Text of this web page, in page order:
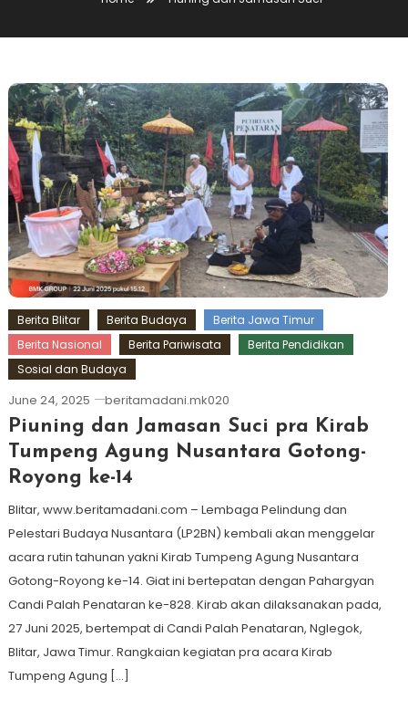
Berita Blitar Berita Budaya
Berita Jawa Timur
Berita Nasional
Berita Pariwisata
Berita Pendidikan
Sosial dan Budaya
June 24, 2025 beritamadani.mk020
Piuning dan Jamasan Suci pra Kirab
Tumpeng Agung Nusantara Gotong-
Royong ke-14
Blitar, www.beritamadani.com – Lembaga Pelindung dan
Pelestari Budaya Nusantara (LP2BN) kembali akan menggelar
acara rutin tahunan yakni Kirab Tumpeng Agung Nusantara
Gotong-Royong ke-14. Giat ini bertepatan dengan Pahargyan
Candi Palah Penataran ke-828. Kirab akan dilaksanakan pada,
27 Juni 2025, bertempat di Candi Palah Penataran, Nglegok,
Blitar, Jawa Timur. Rangkaian kegiatan pra acara Kirab
Tumpeng Agung […]